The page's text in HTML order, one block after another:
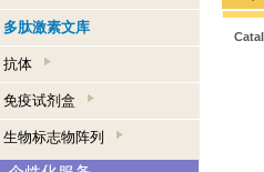
多肽激素文库
抗体
免疫试剂盒
生物标志物阵列